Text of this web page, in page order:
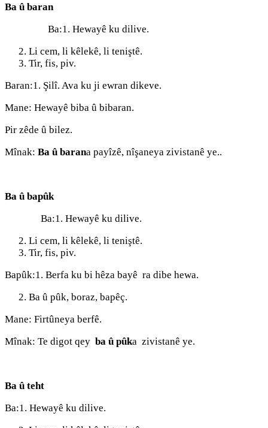
Ba û baran
Ba:1. Hewayê ku dilive.
Li cem, li kêlekê, li teniştê.
Tir, fis, piv.
Baran:1. Şilî. Ava ku ji ewran dikeve.
Mane: Hewayê biba û bibaran.
Pir zêde û bilez.
Mînak: Ba û barana payîzê, nîşaneya zivistanê ye..
Ba û bapûk
Ba:1. Hewayê ku dilive.
Li cem, li kêlekê, li teniştê.
Tir, fis, piv.
Bapûk:1. Berfa ku bi hêza bayê ra dibe hewa.
Ba û pûk, boraz, bapêç.
Mane: Firtûneya berfê.
Mînak: Te digot qey ba û pûka zivistanê ye.
Ba û teht
Ba:1. Hewayê ku dilive.